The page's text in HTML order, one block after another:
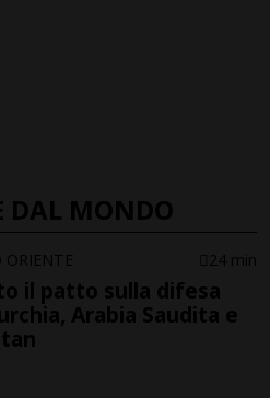
DAL MONDO
ORIENTE 24 min
il patto sulla difesa
Arabia Saudita e